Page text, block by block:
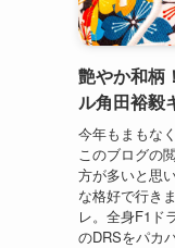
艶やか和柄
ル角田裕毅
今年もまもな
このブログの
方が多いと思
な格好で行き
レ。全身F1ド
のDRSをパカ